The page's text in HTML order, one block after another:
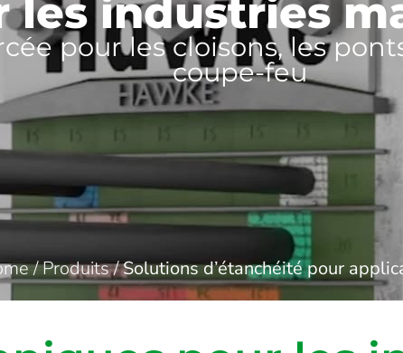
les industries
pour les cloisons, les
coupe-feu
/Produits/Solutions d’étanchéité pour